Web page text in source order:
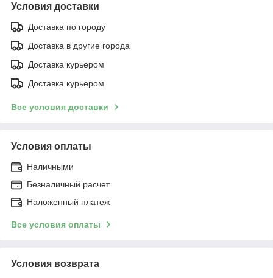
Условия доставки
Доставка по городу
Доставка в другие города
Доставка курьером
Доставка курьером
Все условия доставки
Условия оплаты
Наличными
Безналичный расчет
Наложенный платеж
Все условия оплаты
Условия возврата